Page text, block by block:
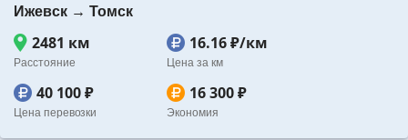
Ижевск → Томск
2481 км
Расстояние
16.16 ₽/км
Цена за км
40 100 ₽
Цена перевозки
16 300 ₽
Экономия